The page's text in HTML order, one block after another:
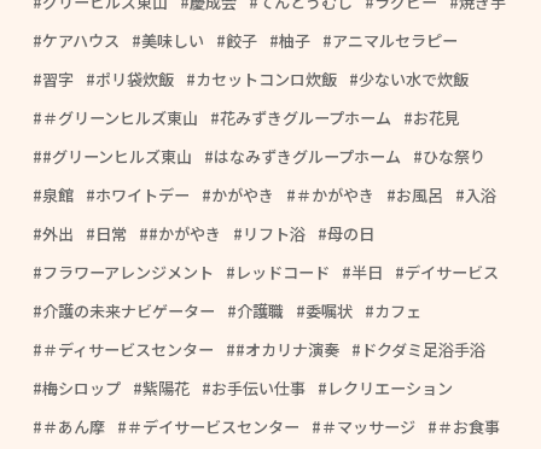
ケアハウス
美味しい 餃子 柚子
アニマルセラピー
習字
ポリ袋炊飯 カセットコンロ炊飯
少ない水で炊飯
＃グリーンヒルズ東山
花みずきグループホーム
お花見
#グリーンヒルズ東山
はなみずきグループホーム
ひな祭り
泉館
ホワイトデー かがやき ＃かがやき お風呂
入浴
外出
日常 #かがやき リフト浴
母の日
フラワーアレンジメント
レッドコード 半日
デイサービス
介護の未来ナビゲーター
介護職 委嘱状
カフェ
＃ディサービスセンター
#オカリナ演奏
ドクダミ足浴手浴
梅シロップ
紫陽花 お手伝い仕事
レクリエーション
＃あん摩
＃デイサービスセンター ＃マッサージ
＃お食事